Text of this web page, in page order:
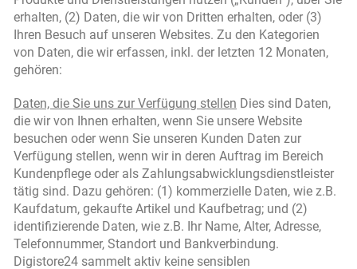
erhalten, (2) Daten, die wir von Dritten erhalten, oder (3)
Ihren Besuch auf unseren Websites. Zu den Kategorien
von Daten, die wir erfassen, inkl. der letzten 12 Monaten,
gehören:
Daten, die Sie uns zur Verfügung stellen Dies sind Daten,
die wir von Ihnen erhalten, wenn Sie unsere Website
besuchen oder wenn Sie unseren Kunden Daten zur
Verfügung stellen, wenn wir in deren Auftrag im Bereich
Kundenpflege oder als Zahlungsabwicklungsdienstleister
tätig sind. Dazu gehören: (1) kommerzielle Daten, wie z.B.
Kaufdatum, gekaufte Artikel und Kaufbetrag; und (2)
identifizierende Daten, wie z.B. Ihr Name, Alter, Adresse,
Telefonnummer, Standort und Bankverbindung.
Digistore24 sammelt aktiv keine sensiblen